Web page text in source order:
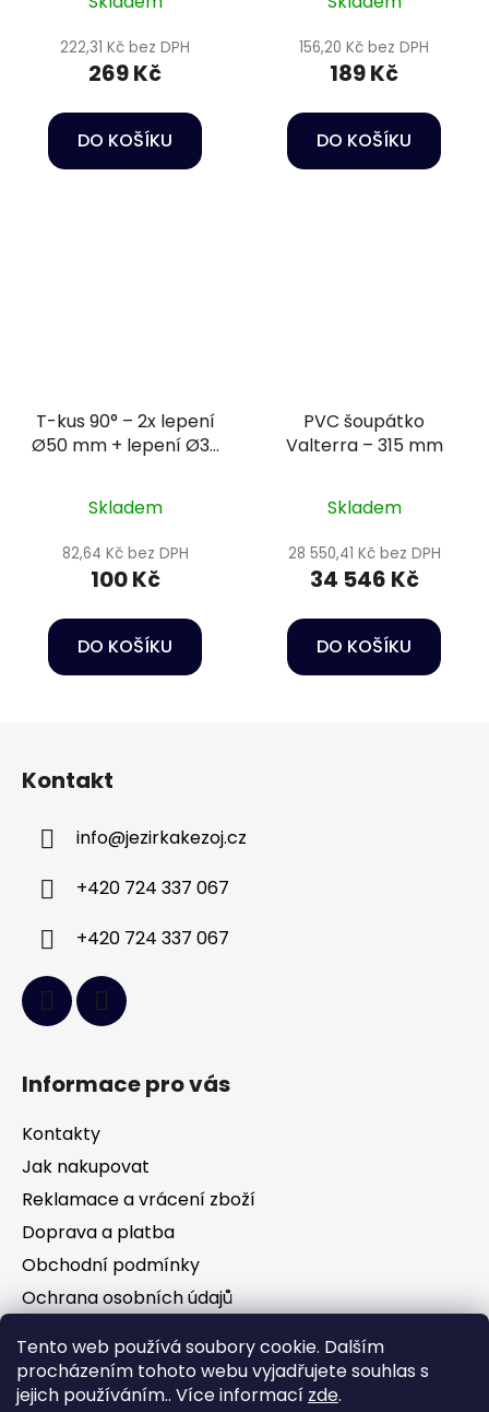
Tento web používá soubory cookie. Dalším
procházením tohoto webu vyjadřujete souhlas s
jejich používáním.. Více informací zde.
222,31 Kč bez DPH
269 Kč
DO KOŠÍKU
156,20 Kč bez DPH
189 Kč
DO KOŠÍKU
T-kus 90° – 2x lepení
Ø50 mm + lepení Ø32
Skladem
82,64 Kč bez DPH
100 Kč
DO KOŠÍKU
PVC šoupátko
Valterra – 315 mm
Skladem
28 550,41 Kč bez DPH
34 546 Kč
DO KOŠÍKU
Kontakt
info@jezirkakezoj.cz
+420 724 337 067
+420 724 337 067
Informace pro vás
Kontakty
Jak nakupovat
Reklamace a vrácení zboží
Doprava a platba
Obchodní podmínky
Ochrana osobních údajů
Facebook